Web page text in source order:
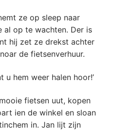
ze op sleep naar
al op te wachten. Der is
hij zet ze drekst achter
de fietsenverhuur.
u hem weer halen hoor!’
fietsen uut, kopen
ien de winkel en sloan
in. Jan lijt zijn